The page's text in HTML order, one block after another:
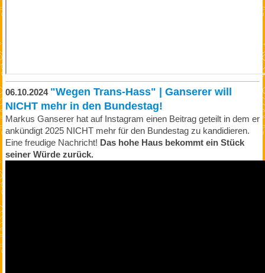
06.10.2024 "Wegen Trans-Hass" | Ganserer will
NICHT mehr in den Bundestag!
Markus Ganserer hat auf Instagram einen Beitrag geteilt in dem er
ankündigt 2025 NICHT mehr für den Bundestag zu kandidieren.
Eine freudige Nachricht! Das hohe Haus bekommt ein Stück
seiner Würde zurück.